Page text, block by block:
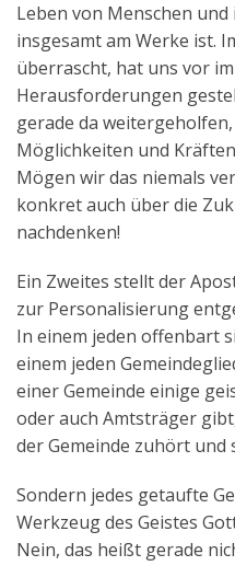
Leben von Menschen
insgesamt am Werke ist.
überrascht, hat uns vor
Herausforderungen
gerade da
Möglichkeiten und
Mögen wir das niemals
konkret auch über die
nachdenken!
Ein Zweites stellt der
zur Personalisierung
In einem jeden offenbart
einem jeden
einer Gemeinde einige
oder auch Amtsträger
der Gemeinde zuhört und
Sondern jedes getaufte
Werkzeug des Geistes
Nein, das heißt gerade